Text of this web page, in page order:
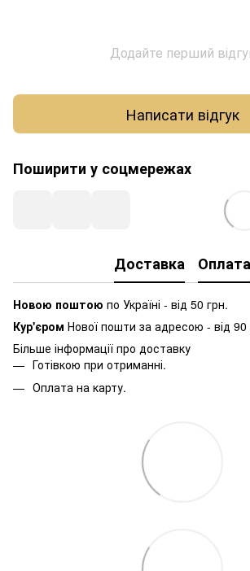
Додайте перший
Написати відгук
Поширити у соцмережах
Доставка Оплата
Новою поштою по Україні - від 50 грн.
Кур'єром Нової пошти за адресою - від 90
Більше інформації про доставку
Готівкою при отриманні.
Оплата на карту.